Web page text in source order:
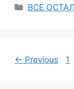
Categories
ВСЕ
← Previous 1